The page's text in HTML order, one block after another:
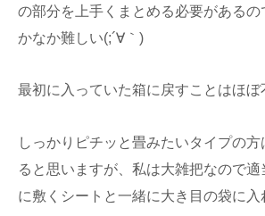
の部分を上手くまとめる必要があるの
かなか難しい(;´∀｀)
最初に入っていた箱に戻すことはほぼ
しっかりピチッと畳みたいタイプの
ると思いますが、私は大雑把なので
に敷くシートと一緒に大き目の袋に入